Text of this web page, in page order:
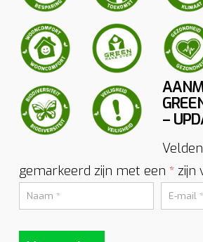
–
gemarkeerd zijn met een *zijn